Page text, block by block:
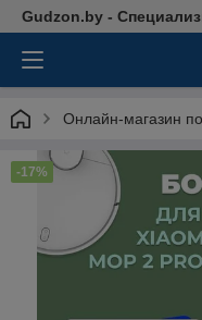
Gudzon.by -
Онлайн-магазин
-17%